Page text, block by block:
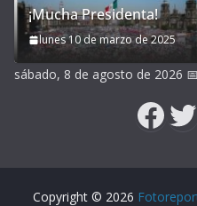
¡Mucha Presidenta!
lunes 10 de marzo de 2025
sábado, 8 de agosto de 2026 📅
Copyright © 2026